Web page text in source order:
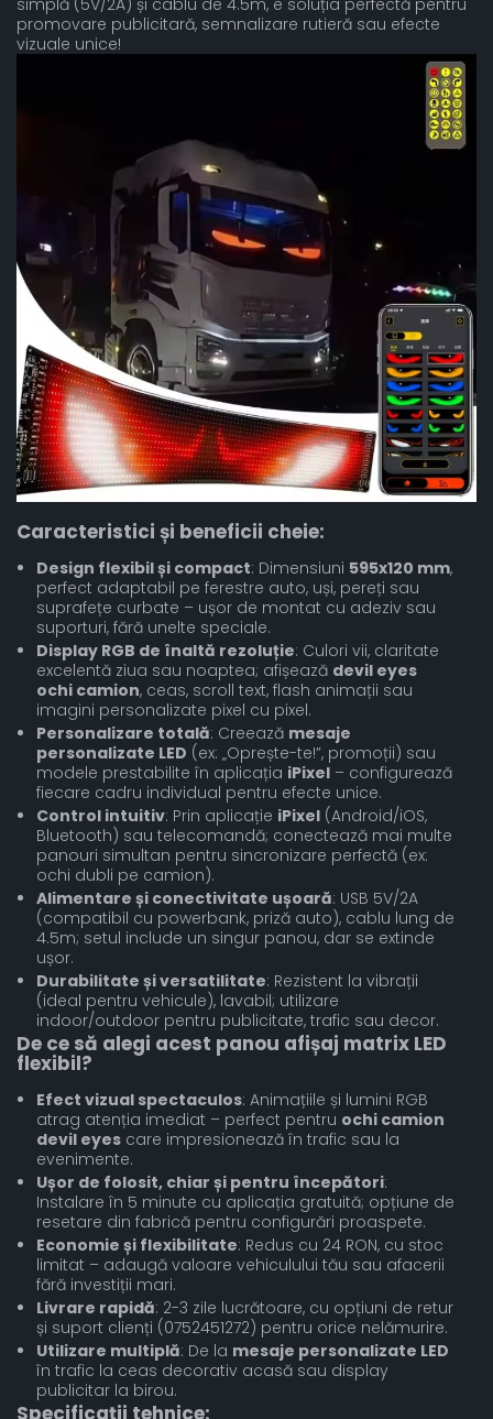
promovare publicitară, semnalizare rutieră sau efecte
vizuale unice!
Caracteristici și beneficii cheie:
Design flexibil și compact: Dimensiuni 595x120 mm,
perfect adaptabil pe ferestre auto, uși, pereți sau
suprafețe curbate – ușor de montat cu adeziv sau
suporturi, fără unelte speciale.
Display RGB de înaltă rezoluție: Culori vii, claritate
excelentă ziua sau noaptea; afișează devil eyes
ochi camion, ceas, scroll text, flash animații sau
imagini personalizate pixel cu pixel.
Personalizare totală: Creează mesaje
personalizate LED (ex: „Oprește-te!”, promoții) sau
modele prestabilite în aplicația iPixel – configurează
fiecare cadru individual pentru efecte unice.
Control intuitiv: Prin aplicație iPixel (Android/iOS,
Bluetooth) sau telecomandă; conectează mai multe
panouri simultan pentru sincronizare perfectă (ex:
ochi dubli pe camion).
Alimentare și conectivitate ușoară: USB 5V/2A
(compatibil cu powerbank, priză auto), cablu lung de
4.5m; setul include un singur panou, dar se extinde
ușor.
Durabilitate și versatilitate: Rezistent la vibrații
(ideal pentru vehicule), lavabil; utilizare
indoor/outdoor pentru publicitate, trafic sau decor.
De ce să alegi acest panou afișaj matrix LED
flexibil?
Efect vizual spectaculos: Animațiile și lumini RGB
atrag atenția imediat – perfect pentru ochi camion
devil eyes care impresionează în trafic sau la
evenimente.
Ușor de folosit, chiar și pentru începători:
Instalare în 5 minute cu aplicația gratuită; opțiune de
resetare din fabrică pentru configurări proaspete.
Economie și flexibilitate: Redus cu 24 RON, cu stoc
limitat – adaugă valoare vehiculului tău sau afacerii
fără investiții mari.
Livrare rapidă: 2-3 zile lucrătoare, cu opțiuni de retur
și suport clienți (0752451272) pentru orice nelămurire.
Utilizare multiplă: De la mesaje personalizate LED
în trafic la ceas decorativ acasă sau display
publicitar la birou.
Specificații tehnice: